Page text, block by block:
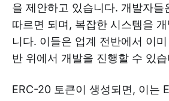
을 제안하고 있습니다. 개발자들
따르면 되며, 복잡한 시스템을
니다. 이들은 업계 전반에서 이
반 위에서 개발을 진행할 수 있
ERC-20 토큰이 생성되면, 이는